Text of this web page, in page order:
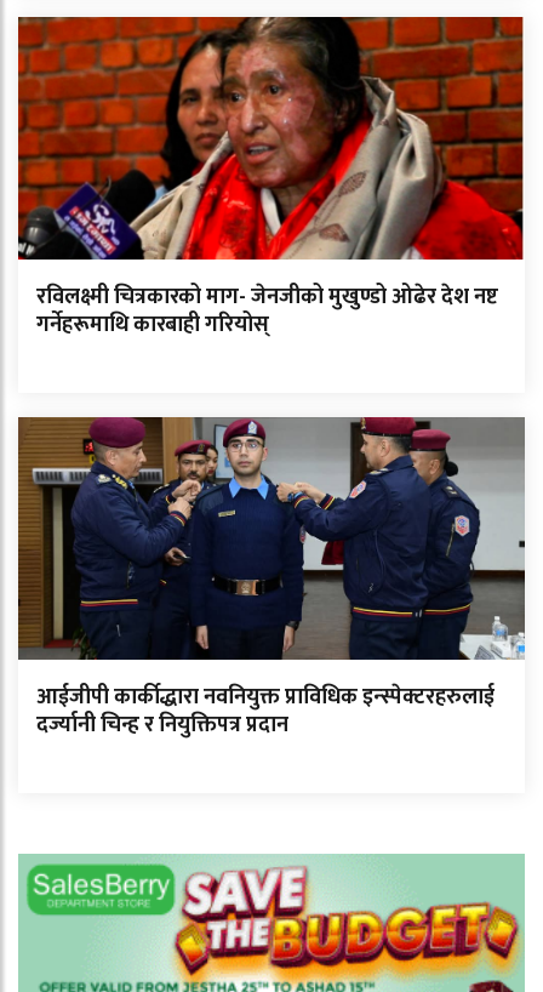
रविलक्ष्मी चित्रकारको माग- जेनजीको मुखुण्डो ओढेर देश नष्ट
गर्नेहरूमाथि कारबाही गरियोस्
आईजीपी कार्कीद्धारा नवनियुक्त प्राविधिक इन्स्पेक्टरहरुलाई
दर्ज्यानी चिन्ह र नियुक्तिपत्र प्रदान